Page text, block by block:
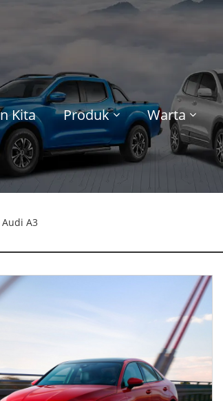
Kita Produk Warta
A3